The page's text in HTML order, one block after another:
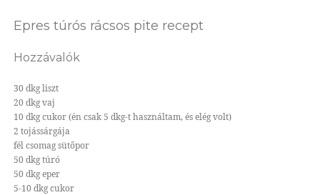
Epres túrós rácsos pite recept
Hozzávalók
30 dkg liszt
20 dkg vaj
10 dkg cukor (én csak 5 dkg-t használtam, és elég volt)
2 tojássárgája
fél csomag sütőpor
50 dkg túró
50 dkg eper
5-10 dkg cukor